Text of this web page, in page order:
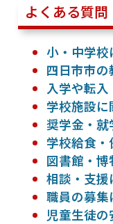
よくある質問
小・中学校
四日市市
入学や転
学校施設に
奨学金・就
学校給食・
図書館・博
相談・支援
職員の募集
児童生徒